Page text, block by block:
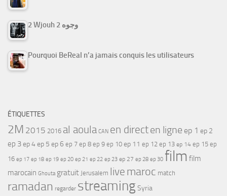
2 Wjouh 2 وجوه
Pourquoi BeReal n’a jamais conquis les utilisateurs
ÉTIQUETTES
2M 2015 2016 al aoula CAN en directen ligne ep 1 ep 2
ep 3ep 4ep 5 ep 6 ep 7 ep 8 ep 9 ep 10 ep 11 ep 12 ep 13 ep 14 ep 15 ep
16 ep 17 ep 18 ep 19 ep 20 ep 21 ep 22 ep 23 ep 27 ep 28 ep 30 film film
marocain Ghouta gratuit Jerusalem live maroc match
ramadan regarder streamingSyria